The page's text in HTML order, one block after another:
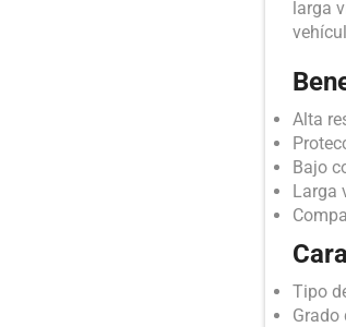
larga
Alta
Bajo
Larga
Tipo
Grado